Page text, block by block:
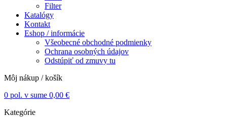
Filter
Katalógy
Kontakt
Eshop / informácie
Všeobecné obchodné podmienky
Ochrana osobných údajov
Odstúpiť od zmuvy tu
Môj nákup / košík
0 pol. v sume 0,00 €
Kategórie